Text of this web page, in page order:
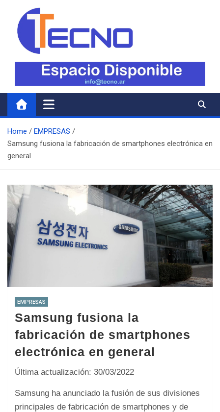
content
Tecno
Todo lo nuevo en Tecnología
Home
EMPRESAS
Samsung fusiona la fabricación de smartphones electrónica en
general
EMPRESAS
Samsung fusiona la
fabricación de smartphones
electrónica en general
Última actualización: 30/03/2022
Samsung ha anunciado la fusión de sus divisiones
principales de fabricación de smartphones y de